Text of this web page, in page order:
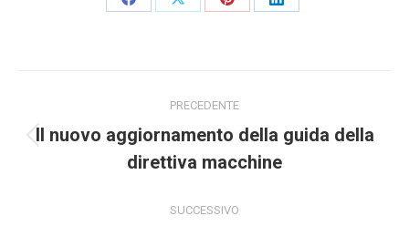
CondividiCondividiCondividiCondividi
tra
PRECEDENTE
Post
precedente:
Il nuovo aggiornamento della guida della
direttiva macchine
SUCCESSIVO